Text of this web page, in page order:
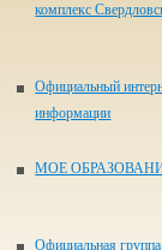
комплекс
Официальный
информации
МОЕ
Официальная